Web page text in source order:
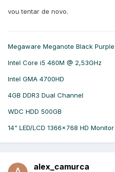
vou tentar de novo.
Megaware Meganote Black Purple
Intel Core i5 460M @ 2,53GHz
Intel GMA 4700HD
4GB DDR3 Dual Channel
WDC HDD 500GB
14" LED/LCD 1366x768 HD Monitor
alex_camurca